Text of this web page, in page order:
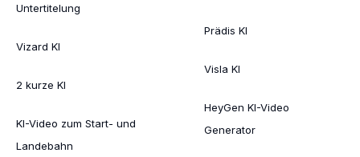
Untertitelung
Vizard KI
2 kurze KI
KI-Video zum Start- und
Landebahn
Prädis KI
Visla KI
HeyGen KI-Video
Generator